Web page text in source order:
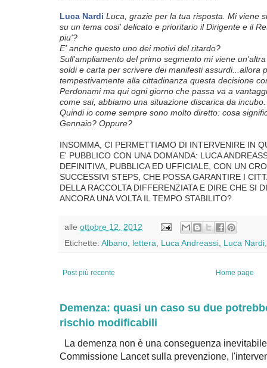
Luca Nardi Luca, grazie per la tua risposta. Mi viene
su un tema cosi' delicato e prioritario il Dirigente e il
piu'?
E' anche questo uno dei motivi del ritardo?
Sull'ampliamento del primo segmento mi viene
soldi e carta per scrivere dei manifesti assurdi...allora
tempestivamente alla cittadinanza questa decisione
Perdonami ma qui ogni giorno che passa va a
come sai, abbiamo una situazione discarica da
Quindi io come sempre sono molto diretto: cosa
Gennaio? Oppure?
INSOMMA, CI PERMETTIAMO DI INTERVENIRE IN
E' PUBBLICO CON UNA DOMANDA: LUCA
DEFINITIVA, PUBBLICA ED UFFICIALE, CON UN
SUCCESSIVI STEPS, CHE POSSA GARANTIRE I
DELLA RACCOLTA DIFFERENZIATA E DIRE CHE SI
ANCORA UNA VOLTA IL TEMPO STABILITO?
alle ottobre 12, 2012
Etichette: Albano lettera Luca Andreassi Luca Nardi
Post più recente Home page
Demenza: quasi un caso su due
rischio modificabili
La demenza non è una conseguenza
Commissione Lancet sulla prevenzione,